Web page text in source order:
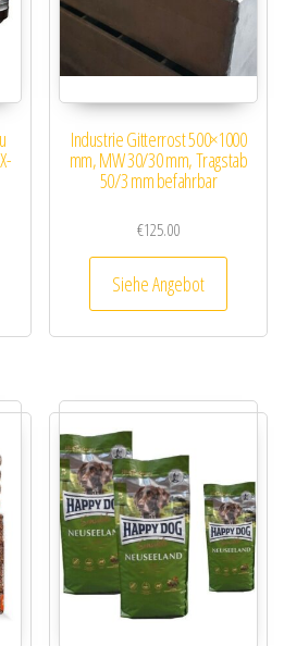
Industrie Gitterrost 500×1000
mm, MW 30/30 mm, Tragstab
50/3 mm befahrbar
€125.00
Siehe Angebot